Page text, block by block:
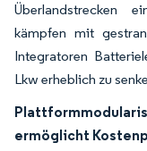
Überlandstrecken
kämpfen mit
Integratoren
Lkw erheblich zu
ermöglicht